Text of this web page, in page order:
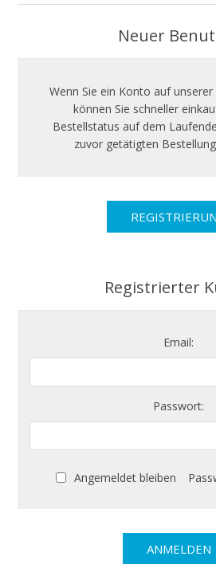
Neuer
Wenn Sie ein Konto auf
können Sie schneller
Bestellstatus auf dem
zuvor getätigten
Registrierter
Email:
Passwort:
Angemeldet bleiben